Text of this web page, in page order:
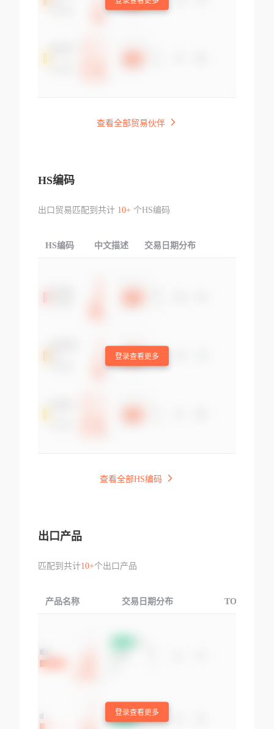
查看全部贸易伙伴
HS编码
出口贸易匹配到共计 10+个HS编码
HS编码 中文描述 交易日期分布
登录查看更多
查看全部HS编码
出口产品
匹配到共计10+个出口产品
产品名称 交易日期分布 TOP3交易国
登录查看更多